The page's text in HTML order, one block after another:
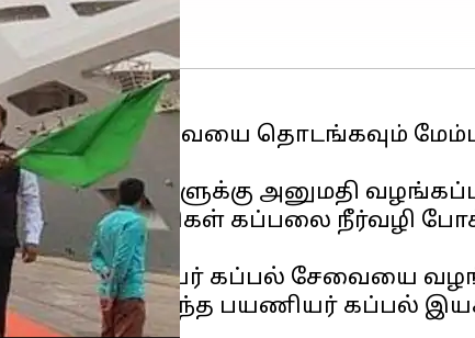
கப்பல் சேவையை தொடங்கவும்
அனுமதி
புதிய பயணிகள் கப்பலை நீர்வழி
வைத்தார்.
பயணியர் கப்பல் சேவையை
இந்த பயணியர் கப்பல்